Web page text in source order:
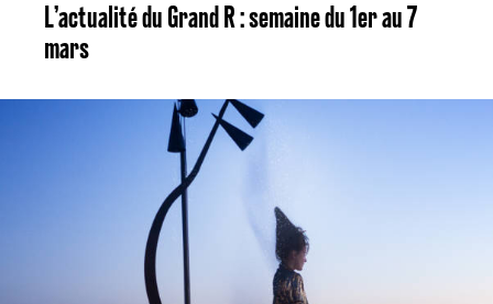
L’actualité du Grand R : semaine du 1er au 7
mars